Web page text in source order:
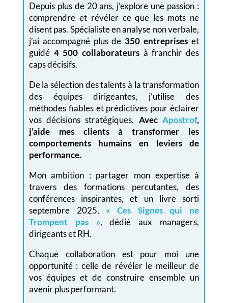
Depuis plus de 20 ans, j’explore une passion :
comprendre et révéler ce que les mots ne
disent pas. Spécialiste en analyse non verbale,
j’ai accompagné plus de 350 entreprises et
guidé 4 500 collaborateurs à franchir des
caps décisifs.
De la sélection des talents à la transformation
des équipes dirigeantes, j’utilise des
méthodes fiables et prédictives pour éclairer
vos décisions stratégiques. AvecApostrof,
j’aide mes clients à transformer les
comportements humains en leviers de
performance.
Mon ambition : partager mon expertise à
travers des formations percutantes, des
conférences inspirantes, et un livre sorti
septembre 2025, « Ces Signes qui ne
Trompent pas », dédié aux managers,
dirigeants et RH.
Chaque collaboration est pour moi une
opportunité : celle de révéler le meilleur de
vos équipes et de construire ensemble un
avenir plus performant.